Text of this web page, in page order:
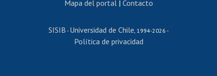
Postulación al Programa de Movilidad Estudiantil
Cursos de español
Mapa del portal| Contacto
SISIB - Universidad de Chile, 1994-2026 -
Política de privacidad